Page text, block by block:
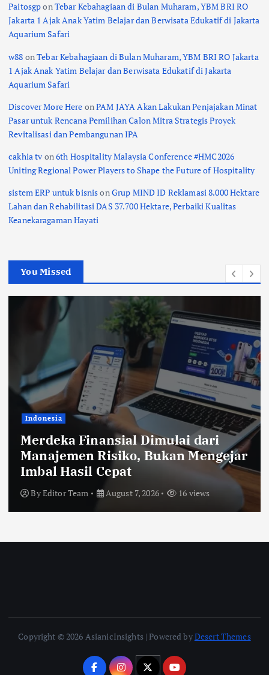
PaitosgponTebar Kebahagiaan di Bulan Muharam, YBM BRI RO
Jakarta 1 Ajak Anak Yatim Belajar dan Berwisata Edukatif di Jakarta
Aquarium Safari
w88 onTebar Kebahagiaan di Bulan Muharam, YBM BRI RO Jakarta
1 Ajak Anak Yatim Belajar dan Berwisata Edukatif di Jakarta
Aquarium Safari
Discover More Here onPAM JAYA Akan Lakukan Penjajakan Minat
Pasar untuk Rencana Pemilihan Calon Mitra Strategis Proyek
Revitalisasi dan Pembangunan IPA
cakhia tv on6th Hospitality Malaysia Conference #HMC2026
Uniting Regional Power Players to Shape the Future of Hospitality
sistem ERP untuk bisnisonGrup MIND ID Reklamasi 8.000 Hektare
Lahan dan Rehabilitasi DAS 37.700 Hektare, Perbaiki Kualitas
Keanekaragaman Hayati
You Missed
Indonesia
Merdeka Finansial Dimulai dari
Manajemen Risiko, Bukan Mengejar
Imbal Hasil Cepat
ByEditor Team August 7, 2026 16 views
Copyright © 2026 AsianicInsights | Powered byDesert Themes